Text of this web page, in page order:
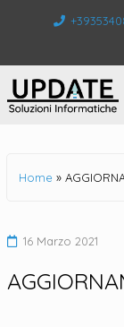
contenuto
Home »
16 Marzo 2021